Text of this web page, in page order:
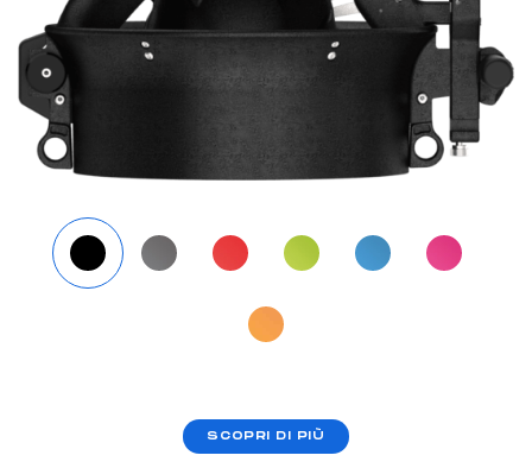
SCOPRI DI PIÙ
Perfetto chi viaggia in aereo, grazie a un pacco